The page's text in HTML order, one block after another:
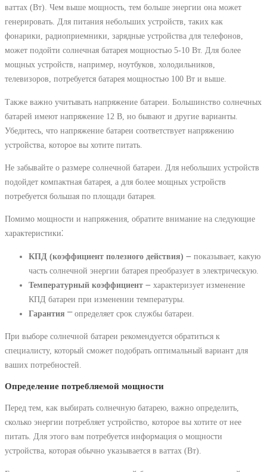
ваттах (Вт). Чем выше мощность, тем больше энергии она может
генерировать. Для питания небольших устройств, таких как
фонарики, радиоприемники, зарядные устройства для телефонов,
может подойти солнечная батарея мощностью 5-10 Вт. Для более
мощных устройств, например, ноутбуков, холодильников,
телевизоров, потребуется батарея мощностью 100 Вт и выше.
Также важно учитывать напряжение батареи. Большинство солнечных
батарей имеют напряжение 12 В, но бывают и другие варианты.
Убедитесь, что напряжение батареи соответствует напряжению
устройства, которое вы хотите питать.
Не забывайте о размере солнечной батареи. Для небольших устройств
подойдет компактная батарея, а для более мощных устройств
потребуется большая по площади батарея.
Помимо мощности и напряжения, обратите внимание на следующие
характеристики⁚
КПД (коэффициент полезного действия) ౼ показывает, какую
часть солнечной энергии батарея преобразует в электрическую.
Температурный коэффициент ౼ характеризует изменение
КПД батареи при изменении температуры.
Гарантия ⎻ определяет срок службы батареи.
При выборе солнечной батареи рекомендуется обратиться к
специалисту, который сможет подобрать оптимальный вариант для
ваших потребностей.
Определение потребляемой мощности
Перед тем, как выбирать солнечную батарею, важно определить,
сколько энергии потребляет устройство, которое вы хотите от нее
питать. Для этого вам потребуется информация о мощности
устройства, которая обычно указывается в ваттах (Вт).